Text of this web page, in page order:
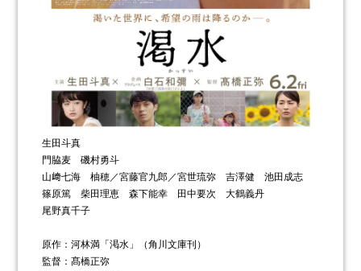
⽣⽥⽃真
⾨脇⻨ 磯村勇⽃
⼭﨑七海 柚穂／宮藤官九郎／宮世琉弥 吉澤健 池⽥成志
篠原篤 柴⽥理恵 森下能幸 ⽥中要次 ⼤鶴義丹
尾野真千⼦
原作：河林満「渇水」（角川文庫刊）
監督：髙橋正弥